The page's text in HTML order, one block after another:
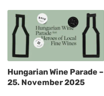
Hungarian Wine Parade –
25. November 2025